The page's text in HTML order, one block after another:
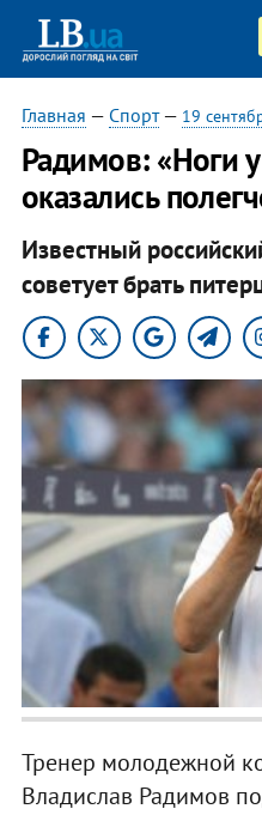
Главная — Спорт— 19
Радимов: «Ноги
оказались
Известный
советует брать
Тренер молодежной
Владислав Радимов